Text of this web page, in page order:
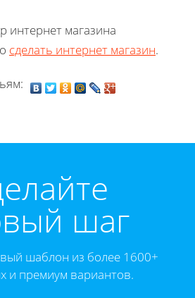
интернет магазина
сделать интернет магазин.
шаг
шаблон из более 1600+
и премиум вариантов.